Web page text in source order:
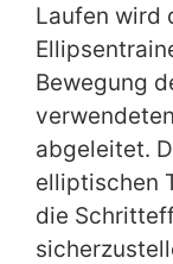
Laufen wird
Bewegung
abgeleitet.
elliptischen
die